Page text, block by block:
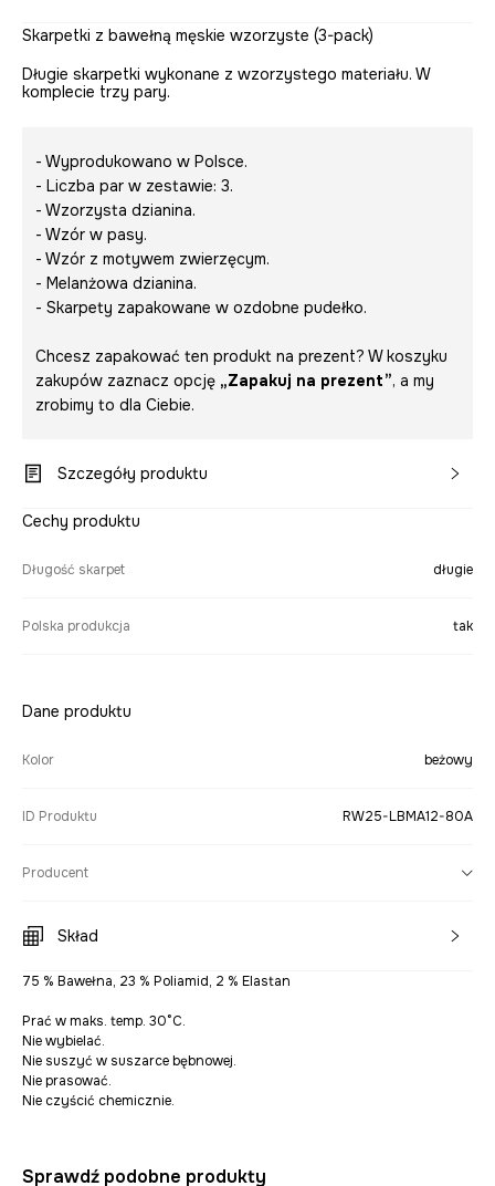
Skarpetki z bawełną męskie wzorzyste (3-pack)
Długie skarpetki wykonane z wzorzystego materiału. W
komplecie trzy pary.
- Wyprodukowano w Polsce.
- Liczba par w zestawie: 3.
- Wzorzysta dzianina.
- Wzór w pasy.
- Wzór z motywem zwierzęcym.
- Melanżowa dzianina.
- Skarpety zapakowane w ozdobne pudełko.
Chcesz zapakować ten produkt na prezent? W koszyku
zakupów zaznacz opcję „Zapakuj na prezent”, a my
zrobimy to dla Ciebie.
Szczegóły produktu
Cechy produktu
Długość skarpet długie
Polska produkcja tak
Dane produktu
Kolor beżowy
ID Produktu RW25-LBMA12-80A
Producent
Skład
75 % Bawełna, 23 % Poliamid, 2 % Elastan
Prać w maks. temp. 30°C.
Nie wybielać.
Nie suszyć w suszarce bębnowej.
Nie prasować.
Nie czyścić chemicznie.
Sprawdź podobne produkty